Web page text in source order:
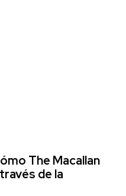
The Macallan
de la